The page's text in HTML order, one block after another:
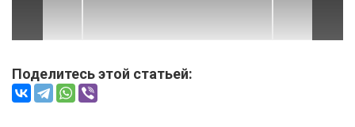
Поделитесь этой статьей: